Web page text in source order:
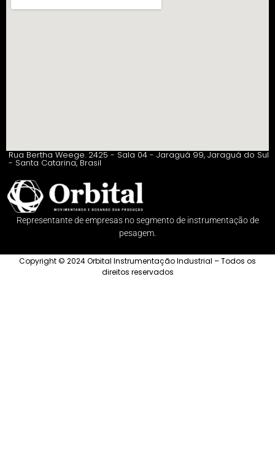
Rua Bertha Weege. 2425 - Sala 04 - Jaraguá 99, Jaraguá do Sul
- Santa Catarina, Brasil
Representante de empresas no segmento de instrumentação de
pesagem.
Copyright © 2024 Orbital Instrumentação Industrial – Todos os
direitos reservados